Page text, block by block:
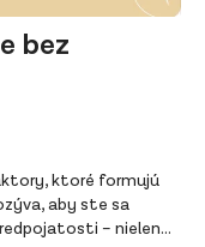
bez
ktoré formujú
aby ste sa
– nielen